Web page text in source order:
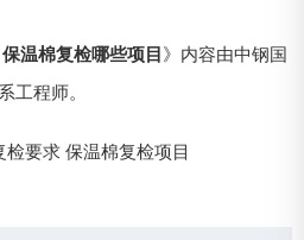
温棉复检哪些项目 》内容由中钢国
工程师。
检要求 保温棉复检项目